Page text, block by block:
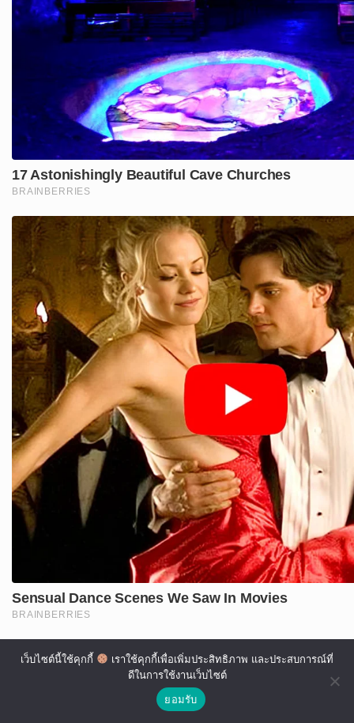
เว็บไซต์นี้ใช้คุกกี้
เราใช้คุกกี้เพื่อเพิ่มประสิทธิภาพ และประสบการณ์ที่
ดีในการใช้งานเว็บไซต์
ยอมรับ